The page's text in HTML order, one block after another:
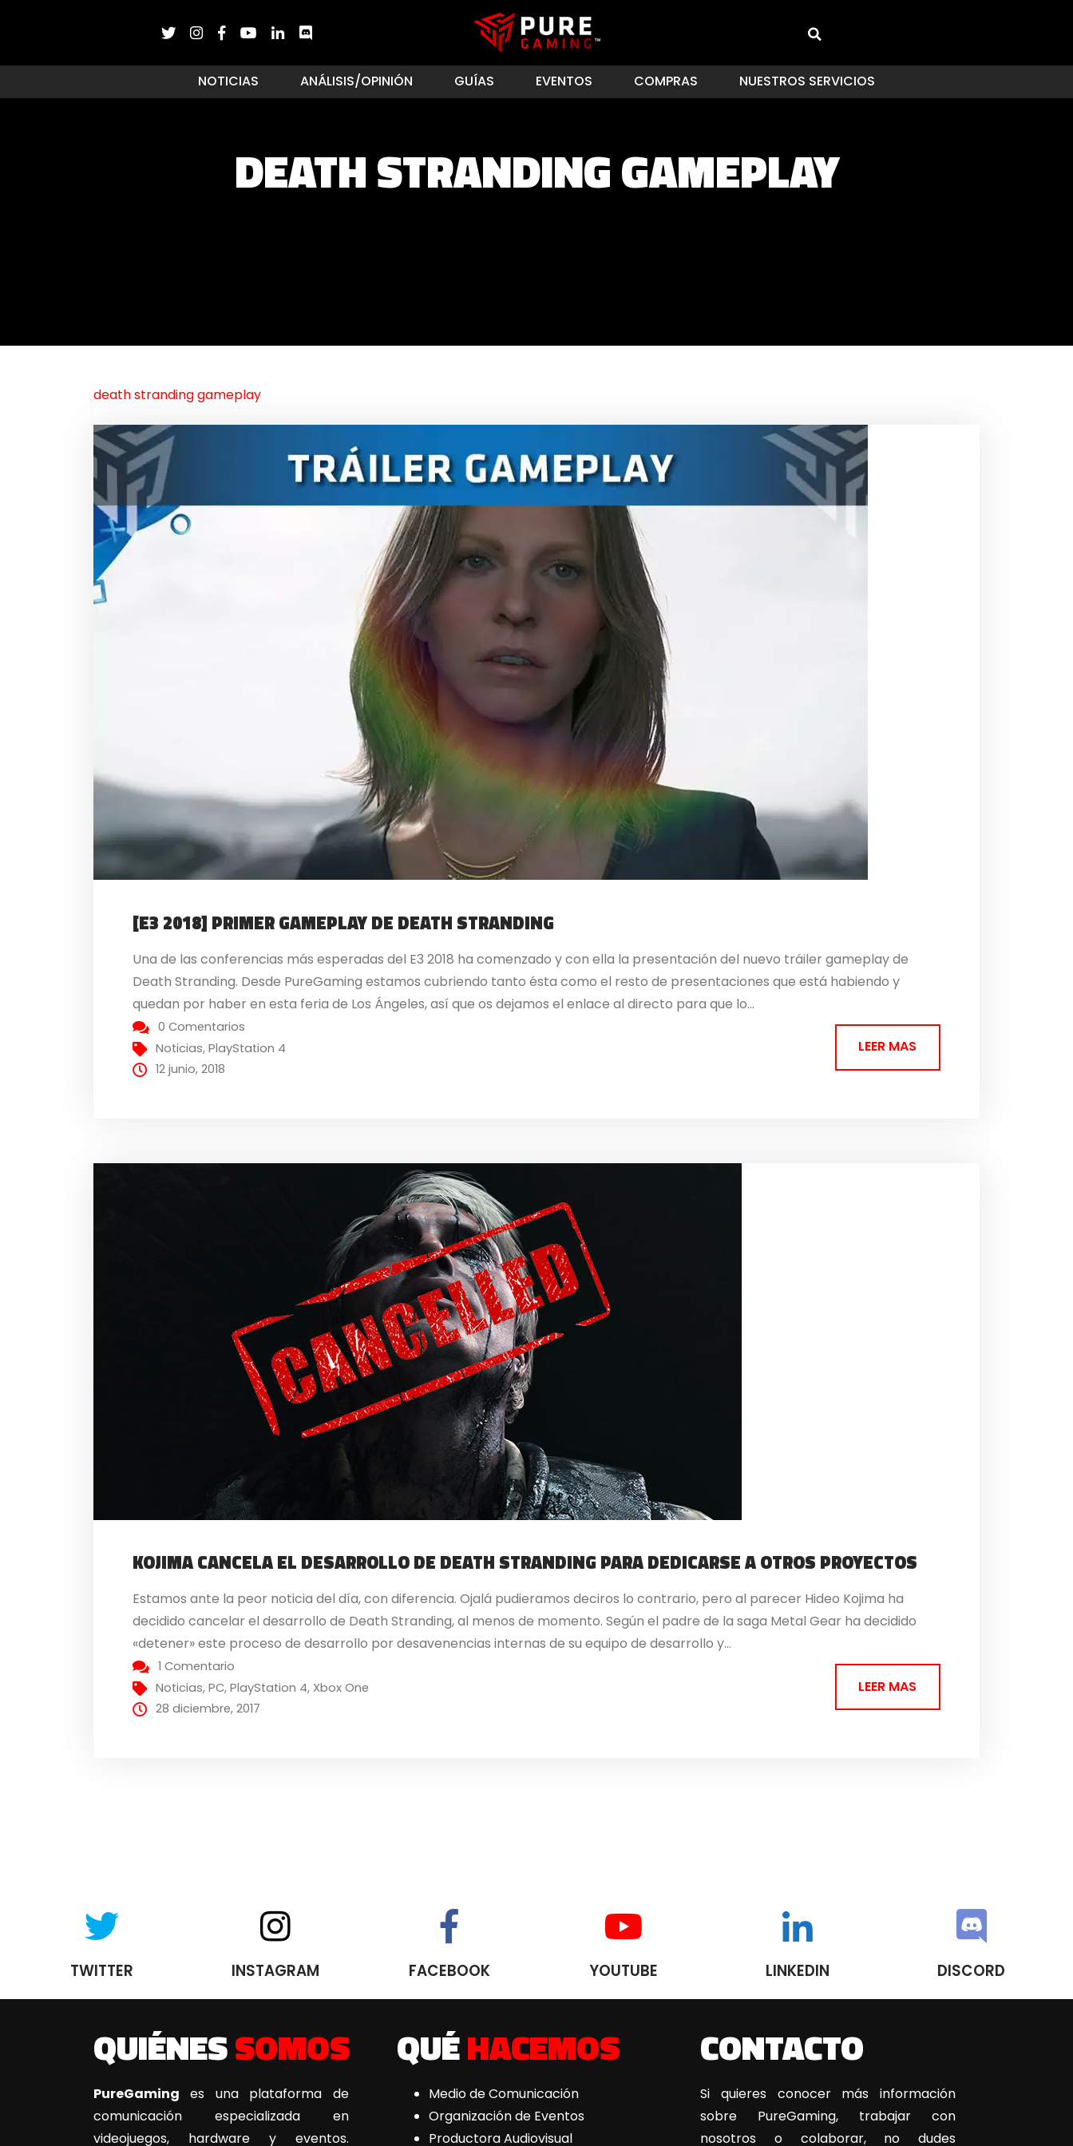
NOTICIAS ANÁLISIS/OPINIÓN GUÍAS EVENTOS COMPRAS NUESTROS SERVICIOS
DEATH STRANDING GAMEPLAY
death stranding gameplay
[E3 2018] PRIMER GAMEPLAY DE DEATH STRANDING
Una de las conferencias más esperadas del E3 2018 ha comenzado y con ella la presentación del nuevo tráiler gameplay de
Death Stranding. Desde PureGaming estamos cubriendo tanto ésta como el resto de presentaciones que está habiendo y
quedan por haber en esta feria de Los Ángeles, así que os dejamos el enlace al directo para que lo...
0 Comentarios
Noticias,PlayStation 4
12 junio, 2018
LEER MAS
KOJIMA CANCELA EL DESARROLLO DE DEATH STRANDING PARA DEDICARSE A OTROS PROYECTOS
Estamos ante la peor noticia del día, con diferencia. Ojalá pudieramos deciros lo contrario, pero al parecer Hideo Kojima ha
decidido cancelar el desarrollo de Death Stranding, al menos de momento. Según el padre de la saga Metal Gear ha decidido
«detener» este proceso de desarrollo por desavenencias internas de su equipo de desarrollo y...
1 Comentario
Noticias,PC,PlayStation 4, Xbox One
28 diciembre, 2017
LEER MAS
TWITTER INSTAGRAM FACEBOOK YOUTUBE LINKEDIN DISCORD
QUIÉNESSOMOS
PureGaming es una plataforma de
comunicación especializada en
videojuegos, hardware y eventos.
QUÉHACEMOS
Medio de Comunicación
Organización de Eventos
Productora Audiovisual
CONTACTO
Si quieres conocer más información
sobre PureGaming, trabajar con
nosotros o colaborar, no dudes